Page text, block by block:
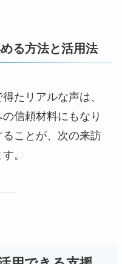
る方法と活用法
たリアルな声は、
信頼材料にもなり
ことが、次の来訪
。